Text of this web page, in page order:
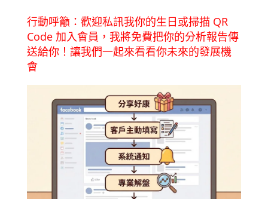
行動呼籲：歡迎私訊我你的生日或掃描 QR
Code 加入會員，我將免費把你的分析報告傳
送給你！讓我們一起來看看你未來的發展機
會